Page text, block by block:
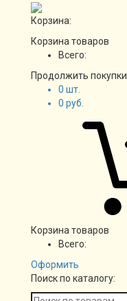
Корзина:
Корзина товаров
Всего:
Продолжить покупки
0 шт.
0 руб.
Корзина товаров
Всего:
Оформить
Поиск по каталогу: